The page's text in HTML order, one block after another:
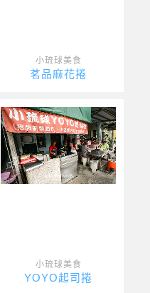
小琉球美食
茗品麻花捲
小琉球美食
YOYO起司捲